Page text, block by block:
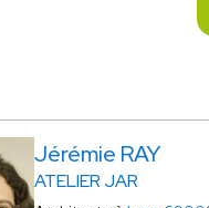
Jérémie RAY
ATELIER JAR